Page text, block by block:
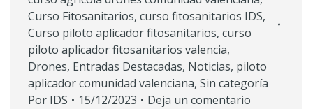
Curso Fitosanitarios, curso fitosanitarios IDS,
Curso piloto aplicador fitosanitarios, curso
piloto aplicador fitosanitarios valencia,
Drones, Entradas Destacadas, Noticias, piloto
aplicador comunidad valenciana, Sin categoría
Por IDS 15/12/2023
Deja un comentario